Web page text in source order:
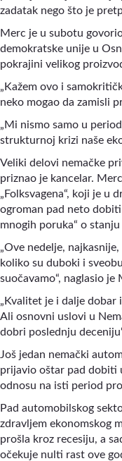
zadatak nego što je
Merc je u subotu
demokratske unije u
pokrajini velikog
„Kažem ovo i
neko mogao da zamisli
„Mi nismo samo u
strukturnoj krizi naše
Veliki delovi nemačke
priznao je kancelar.
„Folksvagena“, koji je u
ogroman pad neto
mnogih poruka“ o
„Ove nedelje,
koliko su duboki i
suočavamo“, naglasio je
„Kvalitet je i dalje dobar
Ali osnovni uslovi u
dobri poslednju
Još jedan nemački
prijavio oštar pad dobiti
odnosu na isti period
Pad automobilskog
zdravljem ekonomskog
prošla kroz recesiju, a
očekuje nulti rast ove